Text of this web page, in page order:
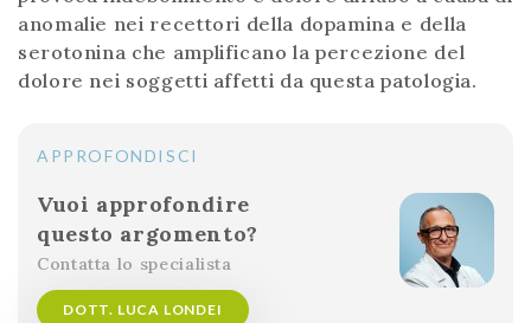
anomalie nei recettori della dopamina e della
serotonina che amplificano la percezione del
dolore nei soggetti affetti da questa patologia.
APPROFONDISCI
Vuoi approfondire
questo argomento?
Contatta lo specialista
DOTT. LUCA LONDEI